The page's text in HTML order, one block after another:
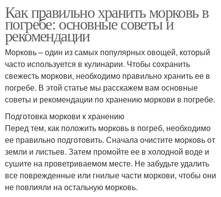
Как правильно хранить морковь в
погребе: основные советы и
рекомендации
Морковь – один из самых популярных овощей, который
часто используется в кулинарии. Чтобы сохранить
свежесть моркови, необходимо правильно хранить ее в
погребе. В этой статье мы расскажем вам основные
советы и рекомендации по хранению моркови в погребе.
Подготовка моркови к хранению
Перед тем, как положить морковь в погреб, необходимо
ее правильно подготовить. Сначала очистите морковь от
земли и листьев. Затем промойте ее в холодной воде и
сушите на проветриваемом месте. Не забудьте удалить
все поврежденные или гнилые части моркови, чтобы они
не повлияли на остальную морковь.